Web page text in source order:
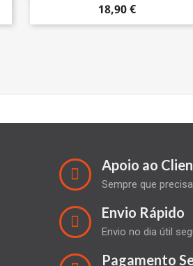
18,90 €
Apoio ao
Sempre que
Envio Rápido
Envio no dia útil
Pagamento